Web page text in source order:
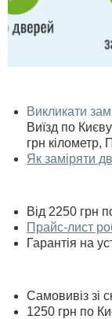
Викликати
Виїзд по
грн кілометр,
Як заміряти
Від 2250 грн
Прайс-лист
Гарантія на
Самовивіз зі
1250 грн по